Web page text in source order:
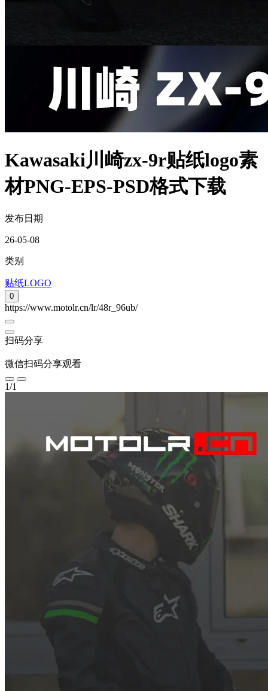
Kawasaki川崎zx-9r贴纸logo素
材PNG-EPS-PSD格式下载
发布日期
26-05-08
类别
贴纸LOGO
0
https://www.motolr.cn/lr/48r_96ub/
扫码分享
微信扫码分享观看
1/1